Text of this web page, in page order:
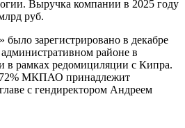
Выручка компании в 2025 году
руб.
зарегистрировано в декабре
районе в
в рамках редомициляции с Кипра.
МКПАО принадлежит
с гендиректором Андреем